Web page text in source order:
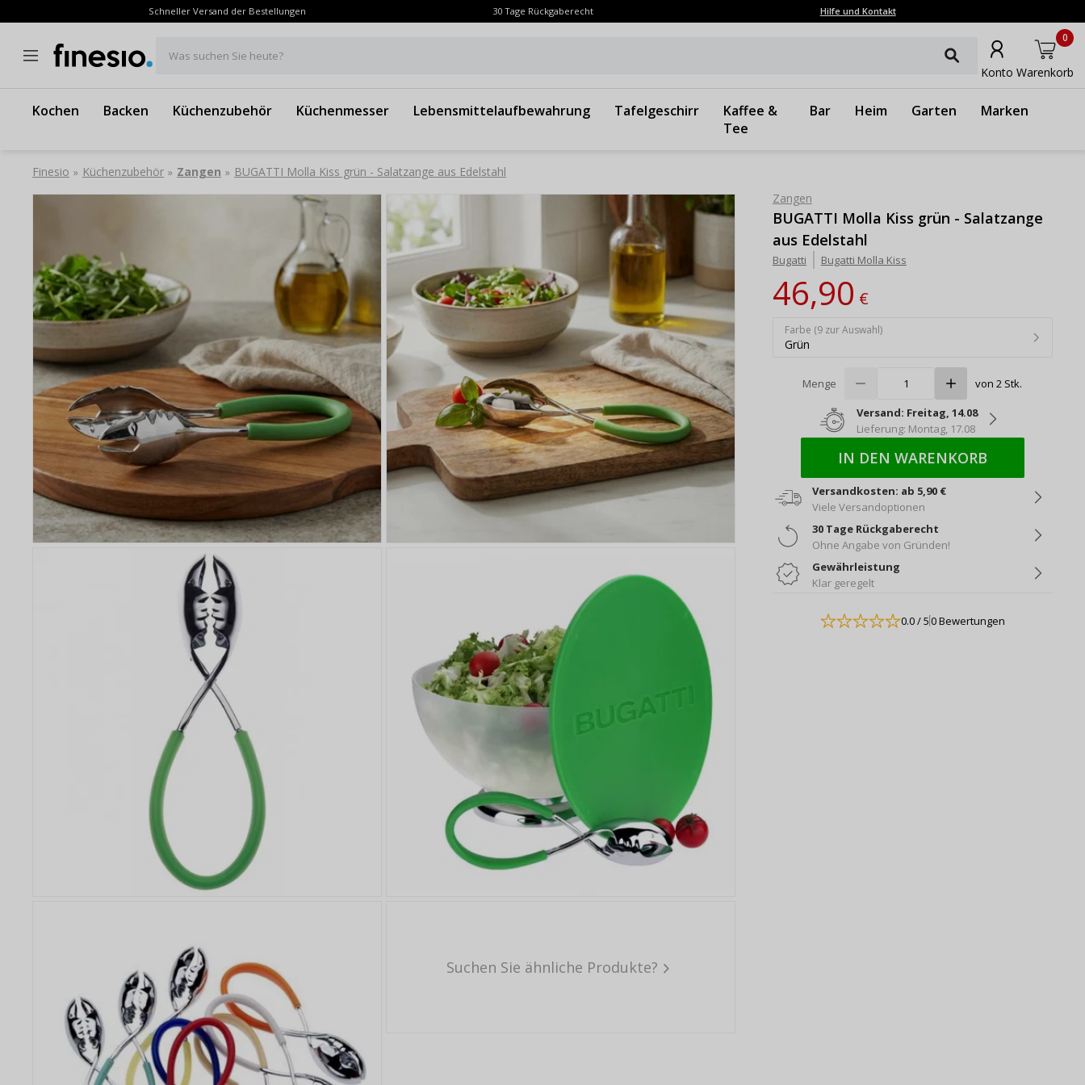
Schneller Versand der Bestellungen 30 Tage Rückgaberecht Hilfe und Kontakt
Was suchen Sie heute?
Konto Warenkorb
0
Kochen Backen Küchenzubehör Küchenmesser Lebensmittelaufbewahrung Tafelgeschirr
Kaffee &
Tee
Bar Heim Garten Marken
Finesio » Küchenzubehör » Zangen » BUGATTI Molla Kiss grün - Salatzange aus Edelstahl
Suchen Sie ähnliche Produkte?
Zangen
BUGATTI Molla Kiss grün - Salatzange
aus Edelstahl
Bugatti Bugatti Molla Kiss
46,90€
Farbe (9 zur Auswahl)
Grün
Menge von 2 Stk.
Versand: Freitag, 14.08
Lieferung: Montag, 17.08
IN DEN WARENKORB
Versandkosten: ab 5,90 €
Viele Versandoptionen
30 Tage Rückgaberecht
Ohne Angabe von Gründen!
Gewährleistung
Klar geregelt
0.0/ 50 Bewertungen